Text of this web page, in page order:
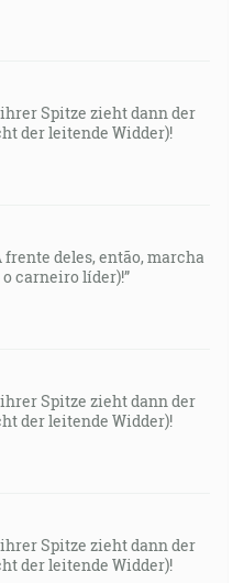
Spitze zieht dann der
der leitende Widder)!
frente deles, então, marcha
carneiro líder)!”
Spitze zieht dann der
der leitende Widder)!
Spitze zieht dann der
der leitende Widder)!